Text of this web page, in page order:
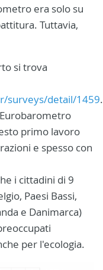
era solo su
Tuttavia,
si trova
surveys/detail/1459.
primo lavoro
e spesso con
i cittadini di 9
Paesi Bassi,
e Danimarca)
per l'ecologia.